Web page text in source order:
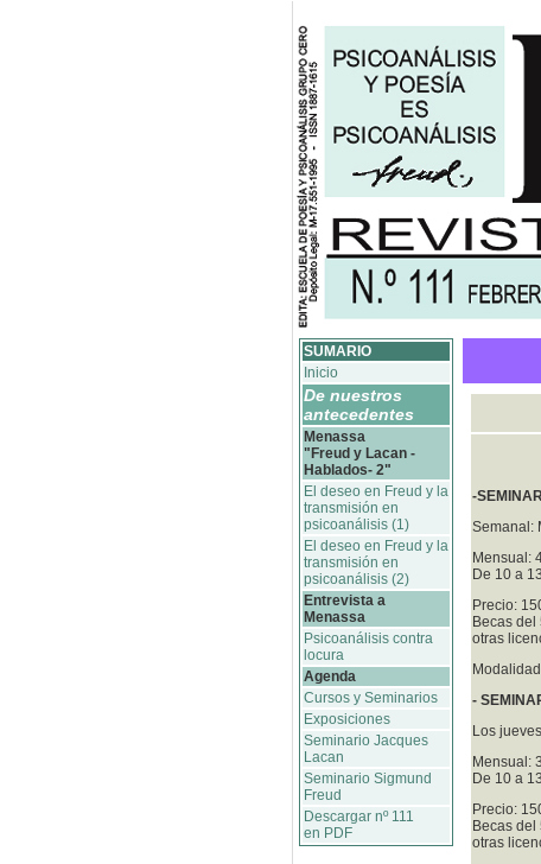
SUMARIO
Inicio
De nuestros
antecedentes
Menassa
"Freud y Lacan -
Hablados- 2"
El deseo en Freud y la
transmisión en
psicoanálisis (1)
El deseo en Freud y la
transmisión en
psicoanálisis (2)
Entrevista a
Menassa
Psicoanálisis contra
locura
Agenda
Cursos y Seminarios
Exposiciones
Seminario Jacques
Lacan
Seminario Sigmund
Freud
Descargar nº 111
en PDF
-
Semanal:
Mensual:
De 10 a
Precio:
Becas
otras
-
Los
Mensual:
De 10 a
Precio:
Becas
otras